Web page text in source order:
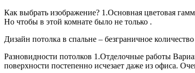
Как выбрать изображение? 1.Основная цветовая
Но чтобы в этой комнате было не только .
Дизайн потолка в спальне – безграничное
Разновидности потолков 1.Отделочные работы
поверхности постепенно исчезает даже из офиса.